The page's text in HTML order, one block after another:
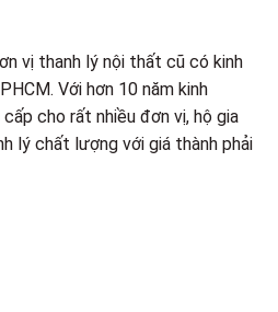
vị thanh lý nội thất cũ có kinh
Với hơn 10 năm kinh
cho rất nhiều đơn vị, hộ gia
lý chất lượng với giá thành phải